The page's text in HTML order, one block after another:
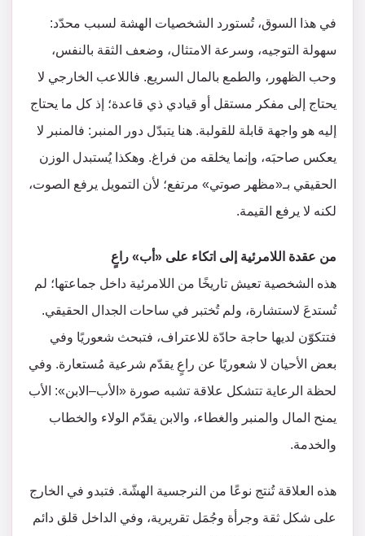
في هذا السوق، تُستورد الشخصيات الهشة لسبب محدّد:
سهولة التوجيه، وسرعة الامتثال، وضعف الثقة بالنفس،
وحب الظهور، والطمع بالمال السريع. فاللاعب الخارجي لا
يحتاج إلى مفكر مستقل أو قيادي ذي قاعدة؛ إذ كل ما يحتاج
إليه هو واجهة قابلة للقولبة. هنا يتبدّل دور المنبر: فالمنبر لا
يعكس صاحبَه، وإنما يخلقه من فراغ. وهكذا يُستبدل الوزن
الحقيقي بـ«مظهر صوتي» مرتفع؛ لأن التمويل يرفع الصوت،
لكنه لا يرفع القيمة.
من عقدة اللامرئية إلى اتكاء على «أب» راعٍ
هذه الشخصية تعيش تاريخًا من اللامرئية داخل جماعتها؛ لم
تُستدعَ لاستشارة، ولم تُختبر في ساحات الجدال الحقيقي.
فتتكوّن لديها حاجة حادّة للاعتراف، فتبحث شعوريًا وفي
بعض الأحيان لا شعوريًا عن راعٍ يقدّم شرعية مُستعارة. وفي
لحظة الرعاية تتشكل علاقة تشبه صورة «الأب–الابن»: الأب
يمنح المال والمنبر والغطاء، والابن يقدّم الولاء والخطاب
والخدمة.
هذه العلاقة تُنتج نوعًا من النرجسية الهشّة. فتبدو في الخارج
على شكل ثقة وجرأة وجُمَل تقريرية، وفي الداخل قلق دائم